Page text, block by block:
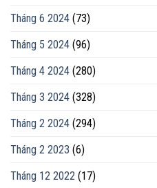
Tháng 6 2024 (73)
Tháng 5 2024 (96)
Tháng 4 2024 (280)
Tháng 3 2024 (328)
Tháng 2 2024 (294)
Tháng 2 2023 (6)
Tháng 12 2022 (17)